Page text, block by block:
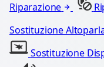
Riparazione
Sostituzione
Sostituzione